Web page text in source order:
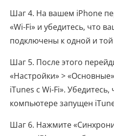
Шаг 4. На вашем iPhone
«Wi-Fi» и убедитесь, что
подключены к одной и той
Шаг 5. После этого
«Настройки» >
iTunes с Wi-Fi».
компьютере запущен
Шаг 6. Нажмите